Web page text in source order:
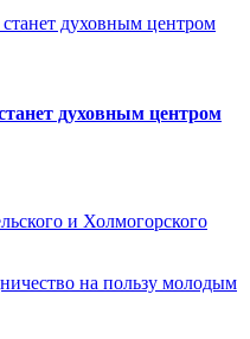
духовным центром
и Холмогорского